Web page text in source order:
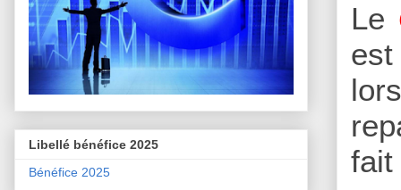
Le
est
fait
Libellé bénéfice 2025
Bénéfice 2025